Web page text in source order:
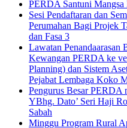
PERDA Santuni
Sesi Pendaftaran dan
Perumahan Bagi Projek
dan Fasa 3
Lawatan Penandaarasan
Kewangan PERDA ke
Planning) dan Sistem
Pejabat Lembaga Koko
Pengurus Besar PERDA
YBhg. Dato’ Seri Haji
Sabah
Minggu Program Rural